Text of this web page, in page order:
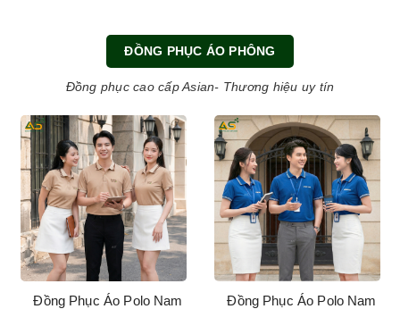
ĐỒNG PHỤC ÁO PHÔNG
Đồng phục cao cấp Asian- Thương hiệu uy tín
Đồng Phục Áo Polo Nam
Đồng Phục Áo Polo Nam